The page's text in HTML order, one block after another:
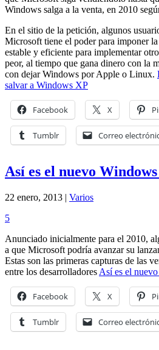
Windows salga a la venta, en 2010
En el sitio de la petición, algunos
Microsoft tiene el poder para imponer
estable y eficiente para implementar
peor, al tiempo que gana dinero con la
con dejar Windows por Apple o Linux.
salvar a Windows XP
Facebook X
Tumblr Correo
Así es el nuevo
22 enero, 2013 | Varios
5
Anunciado inicialmente para el 2010,
a que Microsoft podría avanzar su
Estas son las primeras capturas de las
entre los desarrolladores Así es el
Facebook X
Tumblr Correo